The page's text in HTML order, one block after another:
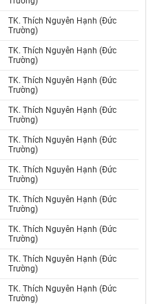
TK. Thích Nguyên Hạnh (Đức
Trường)
TK. Thích Nguyên Hạnh (Đức
Trường)
TK. Thích Nguyên Hạnh (Đức
Trường)
TK. Thích Nguyên Hạnh (Đức
Trường)
TK. Thích Nguyên Hạnh (Đức
Trường)
TK. Thích Nguyên Hạnh (Đức
Trường)
TK. Thích Nguyên Hạnh (Đức
Trường)
TK. Thích Nguyên Hạnh (Đức
Trường)
TK. Thích Nguyên Hạnh (Đức
Trường)
TK. Thích Nguyên Hạnh (Đức
Trường)